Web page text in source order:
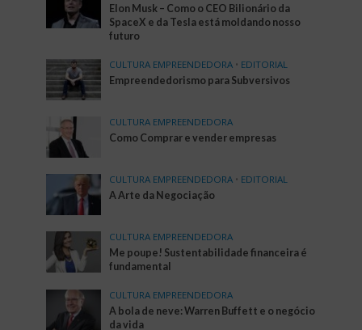
Elon Musk – Como o CEO Bilionário da
SpaceX e da Tesla está moldando nosso
futuro
CULTURA EMPREENDEDORA • EDITORIAL
Empreendedorismo para Subversivos
CULTURA EMPREENDEDORA
Como Comprar e vender empresas
CULTURA EMPREENDEDORA • EDITORIAL
A Arte da Negociação
CULTURA EMPREENDEDORA
Me poupe! Sustentabilidade financeira é
fundamental
CULTURA EMPREENDEDORA
A bola de neve: Warren Buffett e o negócio
da vida